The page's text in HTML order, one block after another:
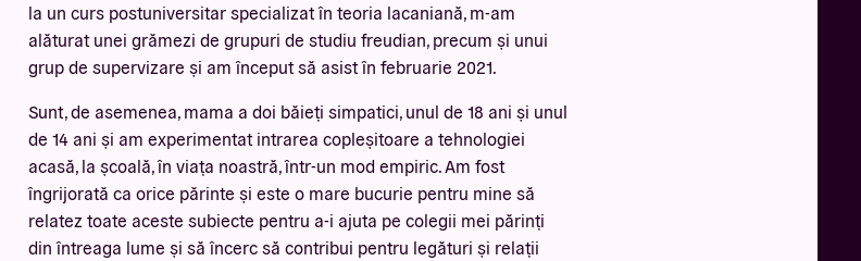
la un curs postuniversitar specializat în teoria lacaniană, m-am
alăturat unei grămezi de grupuri de studiu freudian, precum și unui
grup de supervizare și am început să asist în februarie 2021.
Sunt, de asemenea, mama a doi băieți simpatici, unul de 18 ani și unul
de 14 ani și am experimentat intrarea copleșitoare a tehnologiei
acasă, la școală, în viața noastră, într-un mod empiric. Am fost
îngrijorată ca orice părinte și este o mare bucurie pentru mine să
relatez toate aceste subiecte pentru a-i ajuta pe colegii mei părinți
din întreaga lume și să încerc să contribui pentru legături și relații